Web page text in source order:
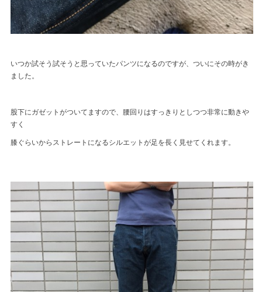
いつか試そう試そうと思っていたパンツになるのですが、ついにその時がき
ました。
股下にガゼットがついてますので、腰回りはすっきりとしつつ非常に動きや
すく
膝ぐらいからストレートになるシルエットが足を長く見せてくれます。